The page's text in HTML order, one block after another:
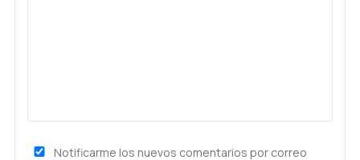
Notificarme los nuevos comentarios por correo